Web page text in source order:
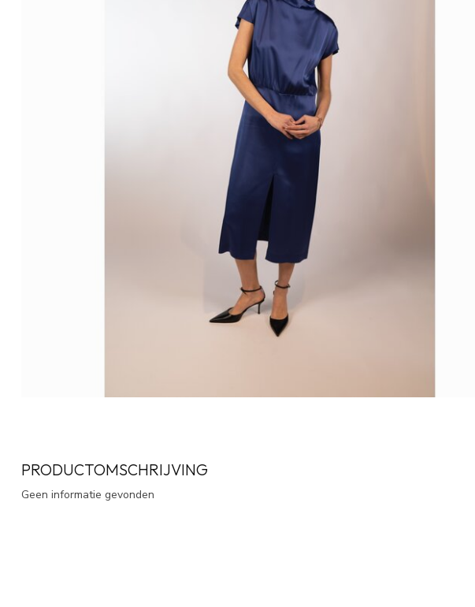
PRODUCTOMSCHRIJVING
Geen informatie gevonden